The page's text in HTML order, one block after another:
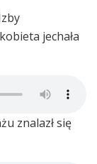
jechała
znalazł się